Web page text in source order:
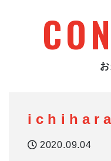
2020.09.04